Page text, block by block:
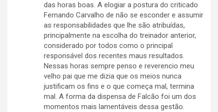
das horas boas. A elogiar a postura do criticado
Fernando Carvalho de não se esconder e assumir
as responsabilidades que lhe são atribuídas,
principalmente na escolha do treinador anterior,
considerado por todos como o principal
responsável dos recentes maus resultados.
Nessas horas sempre penso e reverencio meu
velho pai que me dizia que os meios nunca
justificam os fins e o que começa mal, termina
mal. A forma da dispensa de Falcão foi um dos
momentos mais lamentáveis dessa gestão.